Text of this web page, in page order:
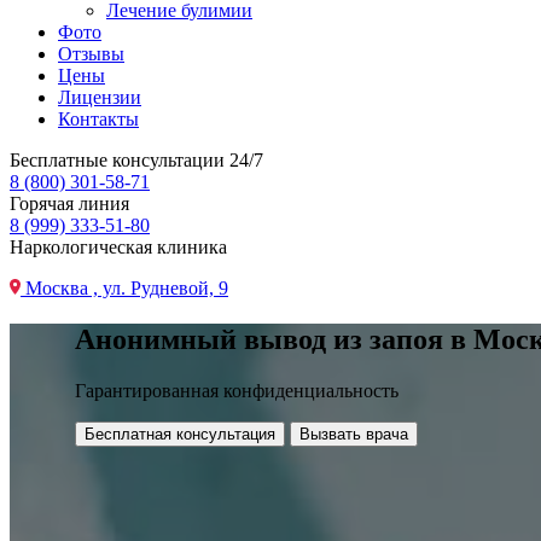
Лечение булимии
Фото
Отзывы
Цены
Лицензии
Контакты
Бесплатные консультации 24/7
8 (800) 301-58-71
Горячая линия
8 (999) 333-51-80
Наркологическая клиника
Москва , ул. Рудневой, 9
Анонимный вывод из запоя в
Гарантированная конфиденциальность
Бесплатная консультация Вызвать врача